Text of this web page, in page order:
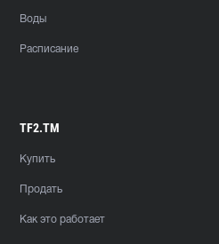
Воды
Расписание
TF2.TM
Купить
Продать
Как это работает